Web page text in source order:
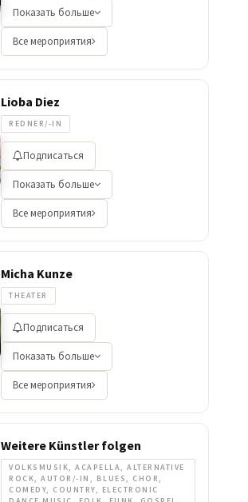
Показать больше
Все мероприятия
Lioba Diez
REDNER/-IN
Подписаться
Показать больше
Все мероприятия
Micha Kunze
THEATER
Подписаться
Показать больше
Все мероприятия
Weitere Künstler folgen
VOLKSMUSIK, ACAPELLA, ALTERNATIVE
ROCK, AUTOR/-IN, BLUES, CHOR,
COMEDY, COUNTRY, ELECTRONIC